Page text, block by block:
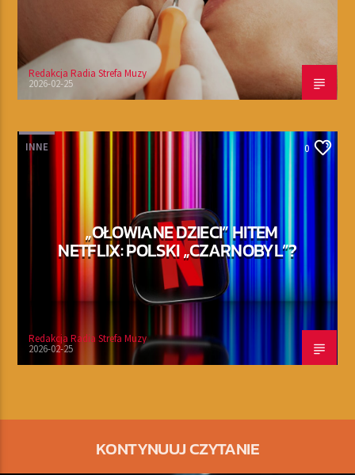
Redakcja Radia Strefa Muzy
2026-02-25
INNE 0
„OŁOWIANE DZIECI” HITEM
NETFLIX: POLSKI „CZARNOBYL”?
Redakcja Radia Strefa Muzy
2026-02-25
KONTYNUUJ CZYTANIE